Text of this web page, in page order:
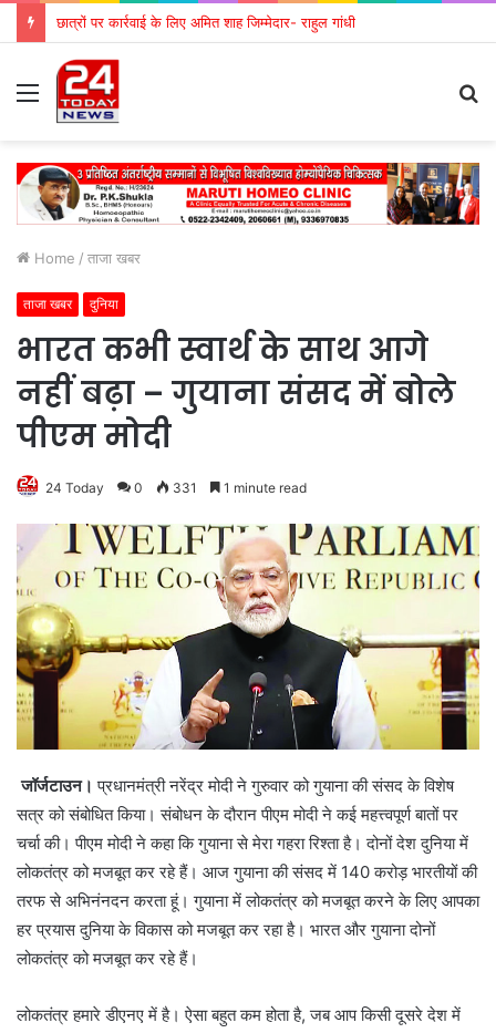
छात्रों पर कार्रवाई के लिए अमित शाह जिम्मेदार- राहुल गांधी
Menu
Home / ताजा खबर
ताजा खबर दुनिया
भारत कभी स्वार्थ के साथ आगे
नहीं बढ़ा – गुयाना संसद में बोले
पीएम मोदी
24 Today 0 331 1 minute read
जॉर्जटाउन।प्रधानमंत्री नरेंद्र मोदी ने गुरुवार को गुयाना की संसद के विशेष
सत्र को संबोधित किया। संबोधन के दौरान पीएम मोदी ने कई महत्त्वपूर्ण बातों पर
चर्चा की। पीएम मोदी ने कहा कि गुयाना से मेरा गहरा रिश्ता है। दोनों देश दुनिया में
लोकतंत्र को मजबूत कर रहे हैं। आज गुयाना की संसद में 140 करोड़ भारतीयों की
तरफ से अभिनंनदन करता हूं। गुयाना में लोकतंत्र को मजबूत करने के लिए आपका
हर प्रयास दुनिया के विकास को मजबूत कर रहा है। भारत और गुयाना दोनों
लोकतंत्र को मजबूत कर रहे हैं।
लोकतंत्र हमारे डीएनए में है। ऐसा बहुत कम होता है, जब आप किसी दूसरे देश में